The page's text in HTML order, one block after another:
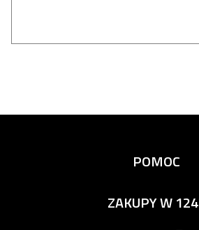
POMOC
ZAKUPY W